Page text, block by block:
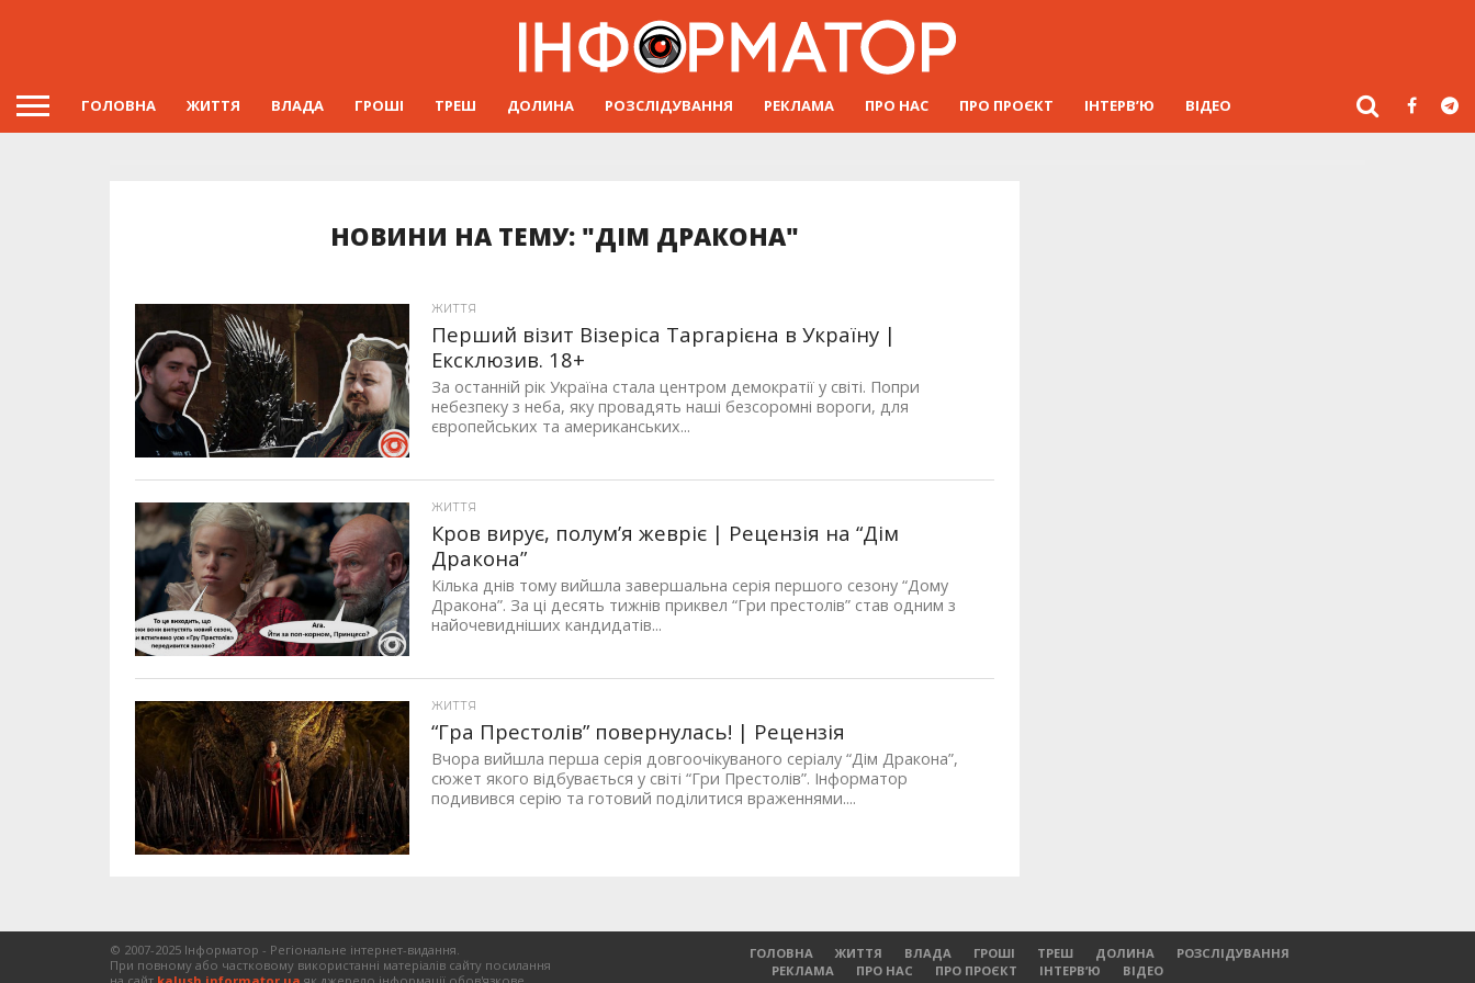
ГОЛОВНА ЖИТТЯ ВЛАДА ГРОШІ ТРЕШ ДОЛИНА РОЗСЛІДУВАННЯ РЕКЛАМА ПРО НАС ПРО ПРОЄКТ ІНТЕРВ’Ю ВІДЕО
НОВИНИ НА ТЕМУ: "ДІМ ДРАКОНА"
ЖИТТЯ
Перший візит Візеріса Таргарієна в Україну |
Ексклюзив. 18+
За останній рік Україна стала центром демократії у світі. Попри
небезпеку з неба, яку провадять наші безсоромні вороги, для
європейських та американських...
ЖИТТЯ
Кров вирує, полум’я жевріє | Рецензія на “Дім
Дракона”
Кілька днів тому вийшла завершальна серія першого сезону “Дому
Дракона”. За ці десять тижнів приквел “Гри престолів” став одним з
найочевидніших кандидатів...
ЖИТТЯ
“Гра Престолів” повернулась! | Рецензія
Вчора вийшла перша серія довгоочікуваного серіалу “Дім Дракона”,
сюжет якого відбувається у світі “Гри Престолів”. Інформатор
подивився серію та готовий поділитися враженнями....
ГОЛОВНА ЖИТТЯ ВЛАДА ГРОШІ ТРЕШ ДОЛИНА
РОЗСЛІДУВАННЯ
РЕКЛАМА
ПРО НАС ПРО ПРОЄКТ ІНТЕРВ’Ю ВІДЕО
© 2007-2025 Інформатор - Регіональне інтернет-видання.
При повному або частковому використанні матеріалів сайту посилання